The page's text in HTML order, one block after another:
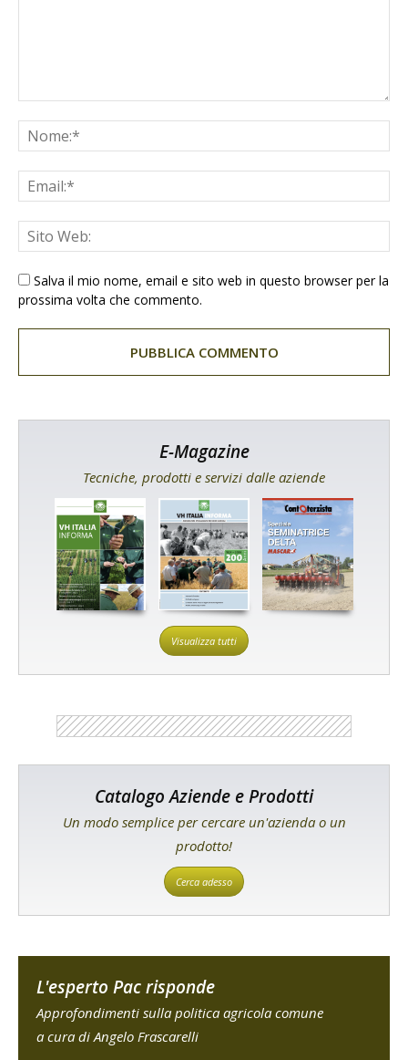
Salva il mio nome, email e sito web in questo browser per la
prossima volta che commento.
E-Magazine
Tecniche, prodotti e servizi dalle aziende
Visualizza tutti
Catalogo Aziende e Prodotti
Un modo semplice per cercare un'azienda o un
prodotto!
Cerca adesso
L'esperto Pac risponde
Approfondimenti sulla politica agricola comune
a cura di Angelo Frascarelli